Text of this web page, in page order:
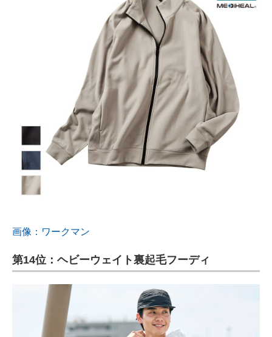
画像：ワークマン
第14位：ヘビーウェイト裏起毛フーディ